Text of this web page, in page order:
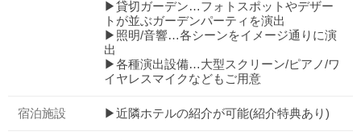
▶貸切ガーデン…フォトスポットやデザー
トが並ぶガーデンパーティを演出
▶照明/音響…各シーンをイメージ通りに演
出
▶各種演出設備…大型スクリーン/ピアノ/ワ
イヤレスマイクなどもご用意
宿泊施設 ▶近隣ホテルの紹介が可能(紹介特典あり)